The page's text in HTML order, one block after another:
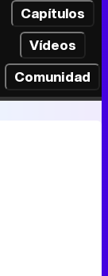
Capítulos
Vídeos
Comunidad